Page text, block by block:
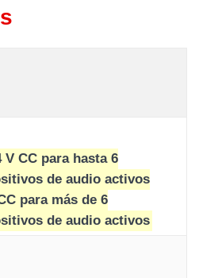
bidireccional).
establecida»
de audio.
falla, los indicadores
establecida»
de un segundo. Se
llamada automática
V CC para hasta 6
de audio activos
para más de 6
de audio activos